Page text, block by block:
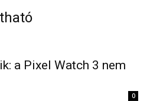
a Pixel Watch 3 nem
0